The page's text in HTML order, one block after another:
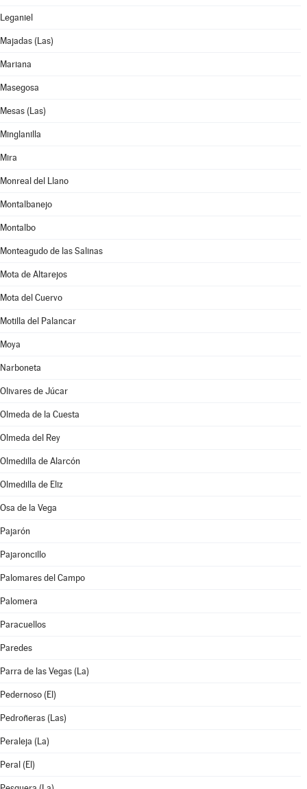
Leganiel
Majadas (Las)
Mariana
Masegosa
Mesas (Las)
Minglanilla
Mira
Monreal del Llano
Montalbanejo
Montalbo
Monteagudo de las Salinas
Mota de Altarejos
Mota del Cuervo
Motilla del Palancar
Moya
Narboneta
Olivares de Júcar
Olmeda de la Cuesta
Olmeda del Rey
Olmedilla de Alarcón
Olmedilla de Eliz
Osa de la Vega
Pajarón
Pajaroncillo
Palomares del Campo
Palomera
Paracuellos
Paredes
Parra de las Vegas (La)
Pedernoso (El)
Pedroñeras (Las)
Peraleja (La)
Peral (El)